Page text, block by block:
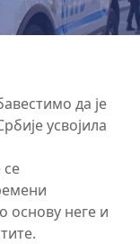
да је
усвојила
основу неге и